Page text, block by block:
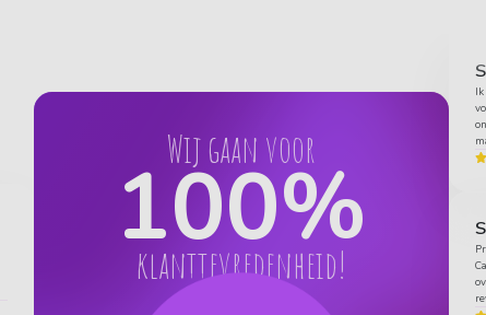
Wij gaan voor
100%
klanttevredenheid!